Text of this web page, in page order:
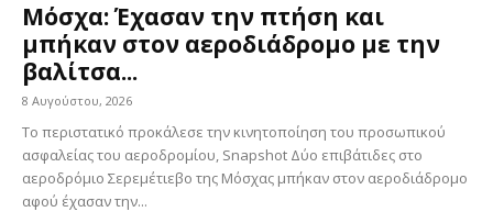
Μόσχα: Έχασαν την πτήση και
μπήκαν στον αεροδιάδρομο με την
βαλίτσα...
8 Αυγούστου, 2026
Το περιστατικό προκάλεσε την κινητοποίηση του προσωπικού
ασφαλείας του αεροδρομίου, Snapshot Δύο επιβάτιδες στο
αεροδρόμιο Σερεμέτιεβο της Μόσχας μπήκαν στον αεροδιάδρομο
αφού έχασαν την...